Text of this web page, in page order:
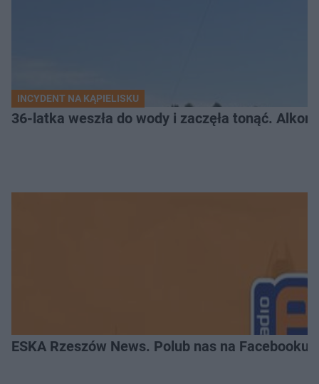
INCYDENT NA KĄPIELISKU
36-latka weszła do wody i zaczęła tonąć.
ESKA Rzeszów News. Polub nas na Facebooku!